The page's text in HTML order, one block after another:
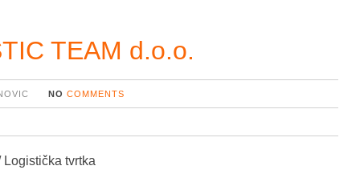
TEAM d.o.o.
NO COMMENTS
Logistička tvrtka